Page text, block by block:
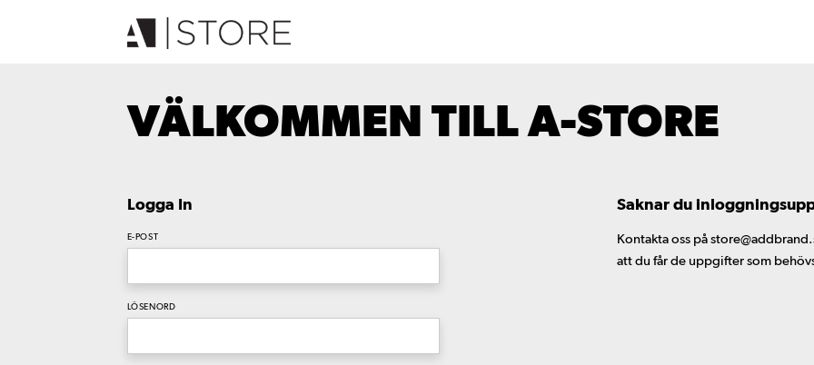
VÄLKOMMEN TILL A-STORE
Logga In
E-POST
LÖSENORD
Saknar du
Kontakta oss på
att du får de uppgifter som